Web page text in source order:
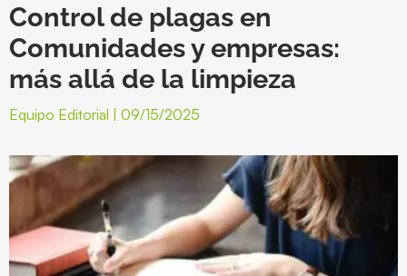
Control de plagas en
Comunidades y empresas:
más allá de la limpieza
Equipo Editorial 09/15/2025